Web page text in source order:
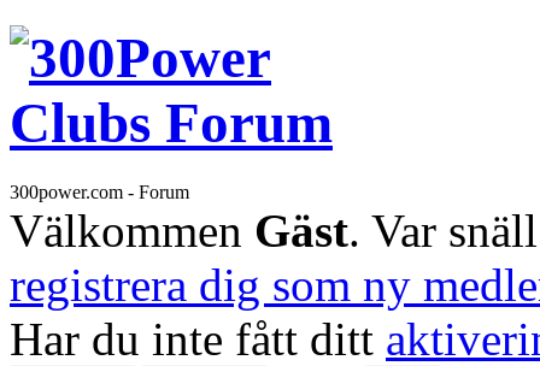
300power.com - Forum
Välkommen Gäst. Var
registrera dig som ny
Har du inte fått ditt